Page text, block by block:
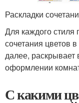
Раскладки
Для каждого
сочетания цветов
далее, раскрывает
оформлении
С какими